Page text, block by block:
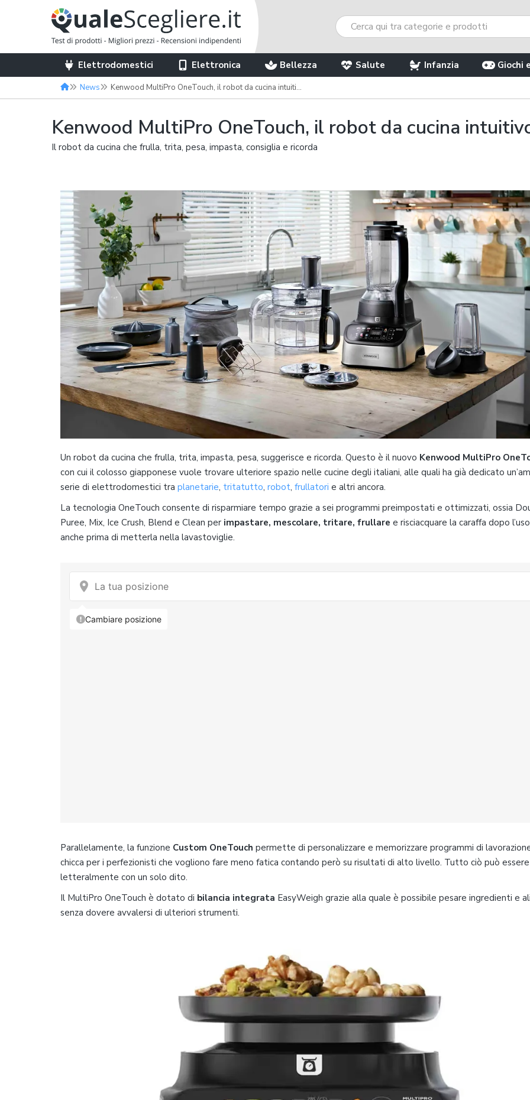
Elettrodomestici Elettronica Bellezza Salute Infanzia Giochi
News Kenwood MultiPro OneTouch, il robot da cucina intuitivo
Kenwood MultiPro OneTouch, il robot da cucina
Il robot da cucina che frulla, trita, pesa, impasta, consiglia e ricorda
Un robot da cucina che frulla, trita, impasta, pesa, suggerisce e ricorda. Questo è il nuovo Kenwood MultiPro
con cui il colosso giapponese vuole trovare ulteriore spazio nelle cucine degli italiani, alle quali ha già dedicato
serie di elettrodomestici tra planetarie, tritatutto, robot, frullatori e altri ancora.
La tecnologia OneTouch consente di risparmiare tempo grazie a sei programmi preimpostati e ottimizzati, ossia
Puree, Mix, Ice Crush, Blend e Clean per impastare, mescolare, tritare, frullare e risciacquare la caraffa dopo
anche prima di metterla nella lavastoviglie.
Parallelamente, la funzione Custom OneTouch permette di personalizzare e memorizzare programmi di
chicca per i perfezionisti che vogliono fare meno fatica contando però su risultati di alto livello. Tutto ciò può
letteralmente con un solo dito.
Il MultiPro OneTouch è dotato di bilancia integrata EasyWeigh grazie alla quale è possibile pesare ingredienti e
senza dovere avvalersi di ulteriori strumenti.